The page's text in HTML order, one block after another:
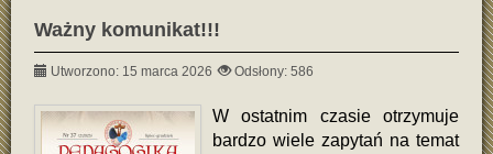
Ważny komunikat!!!
Utworzono: 15 marca 2026 Odsłony: 586
W ostatnim czasie otrzymuje
bardzo wiele zapytań na temat